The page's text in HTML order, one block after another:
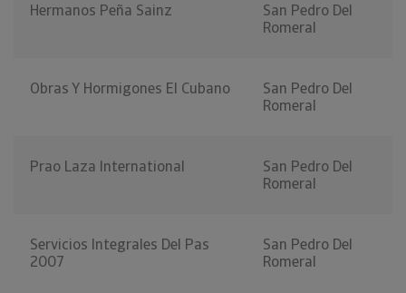
Hermanos Peña Sainz
San Pedro Del
Romeral
Obras Y Hormigones El Cubano
San Pedro Del
Romeral
Prao Laza International
San Pedro Del
Romeral
Servicios Integrales Del Pas
2007
San Pedro Del
Romeral